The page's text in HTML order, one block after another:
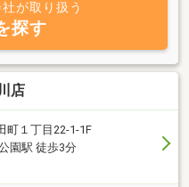
が取り扱う
探す
店
町１丁目22-1-1F
園駅 徒歩3分